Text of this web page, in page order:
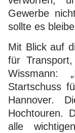
Gewerbe
sollte es
Mit Blick auf
für
Startschuss
Hannover.
Hochtouren.
alle